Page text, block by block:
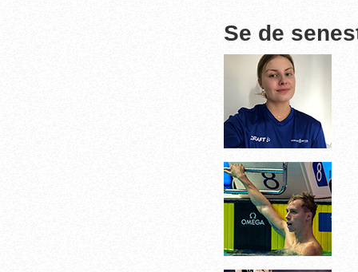
Se de